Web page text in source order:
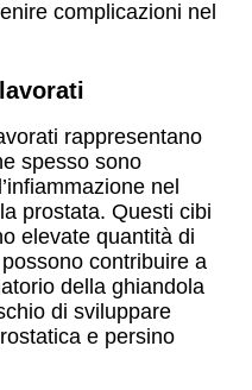
complicazioni nel
rappresentano
spesso sono
nel
prostata. Questi cibi
elevate quantità di
contribuire a
della ghiandola
di sviluppare
e persino